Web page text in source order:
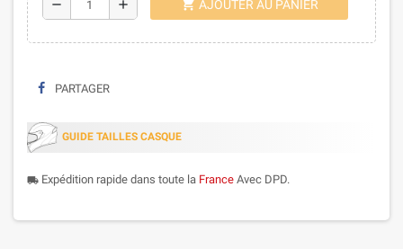
remove add shopping_cart AJOUTER AU PANIER
PARTAGER
GUIDE TAILLES CASQUE
local_shipping Expédition rapide dans toute la France Avec DPD.